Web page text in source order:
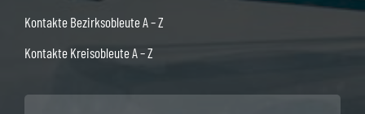
Kontakte Bezirksobleute A – Z
Kontakte Kreisobleute A – Z